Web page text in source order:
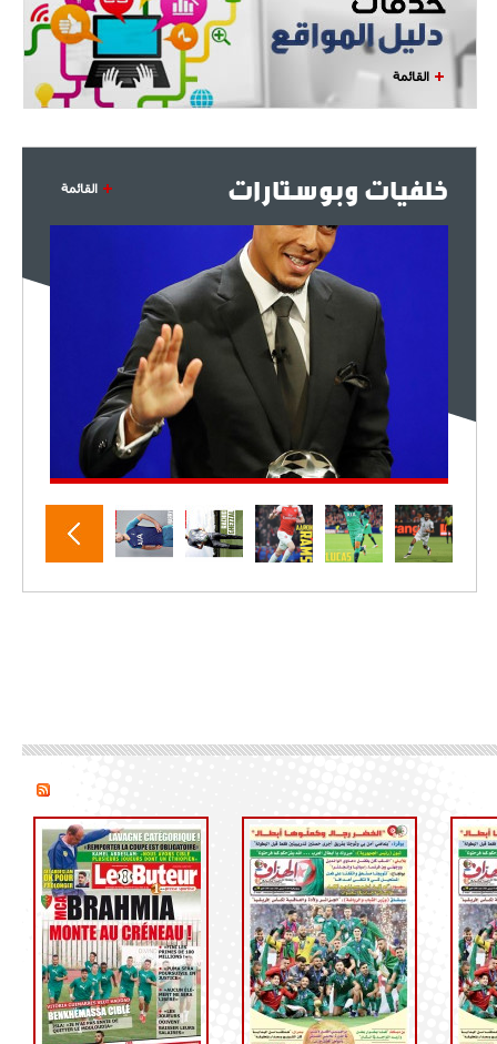
القائمة
خلفيات وبوستارات القائمة